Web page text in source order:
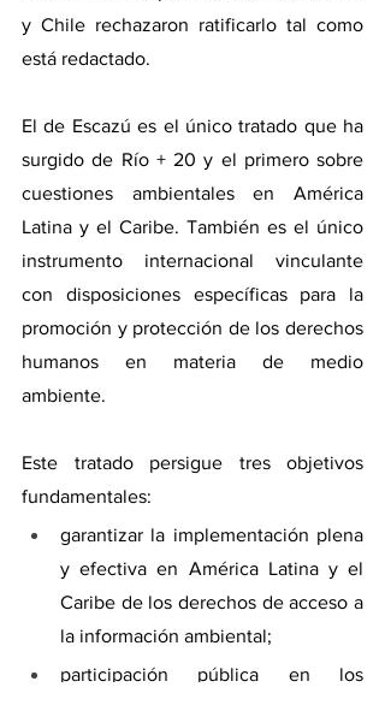
y Chile rechazaron ratificarlo tal como
está redactado.
El de Escazú es el único tratado que ha
surgido de Río + 20 y el primero sobre
cuestiones ambientales en América
Latina y el Caribe. También es el único
instrumento internacional vinculante
con disposiciones específicas para la
promoción y protección de los derechos
humanos en materia de medio
ambiente.
Este tratado persigue tres objetivos
fundamentales:
garantizar la implementación plena
y efectiva en América Latina y el
Caribe de los derechos de acceso a
la información ambiental;
participación pública en los